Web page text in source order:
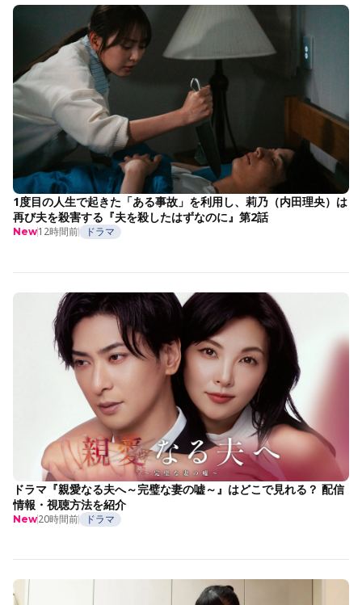
1度目の人生で起きた「ある事故」を利用し、莉乃（内田理央）は
再び夫を殺害する『夫を殺したはずなのに』第2話
New12時間前 ドラマ
ドラマ『親愛なる夫へ～完璧な妻の嘘～』はどこで見れる？ 配信
情報・視聴方法を紹介
New20時間前 ドラマ